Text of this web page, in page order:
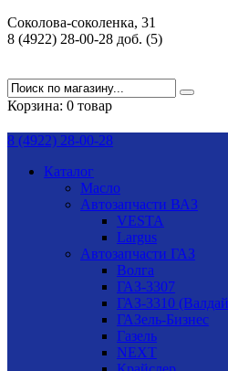
Соколова-соколенка, 31
8 (4922) 28-00-28 доб. (5)
Корзина: 0 товар
8 (4922) 28-00-28
Каталог
Масло
Автозапчасти ВАЗ
VESTA
Largus
Автозапчасти ГАЗ
Волга
ГАЗ-3307
ГАЗ-3310
ГАЗель-Бизнес
Газель
NEXT